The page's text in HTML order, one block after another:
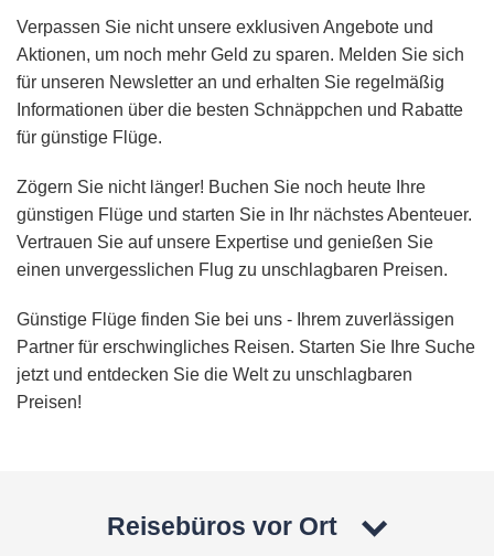
Verpassen Sie nicht unsere exklusiven Angebote und
Aktionen, um noch mehr Geld zu sparen. Melden Sie sich
für unseren Newsletter an und erhalten Sie regelmäßig
Informationen über die besten Schnäppchen und Rabatte
für günstige Flüge.
Zögern Sie nicht länger! Buchen Sie noch heute Ihre
günstigen Flüge und starten Sie in Ihr nächstes Abenteuer.
Vertrauen Sie auf unsere Expertise und genießen Sie
einen unvergesslichen Flug zu unschlagbaren Preisen.
Günstige Flüge finden Sie bei uns - Ihrem zuverlässigen
Partner für erschwingliches Reisen. Starten Sie Ihre Suche
jetzt und entdecken Sie die Welt zu unschlagbaren
Preisen!
Reisebüros vor Ort